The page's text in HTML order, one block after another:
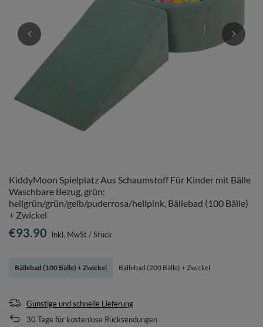
KiddyMoon Spielplatz Aus Schaumstoff Für Kinder mit Bälle
Waschbare Bezug, grün:
hellgrün/grün/gelb/puderrosa/hellpink, Bällebad (100 Bälle)
+ Zwickel
Bällebad (100 Bälle) + Zwickel Bällebad (200 Bälle) + Zwickel
€93.90 inkl. MwSt/Stück
Günstige und schnelle Lieferung
30 Tage für kostenlose Rücksendungen